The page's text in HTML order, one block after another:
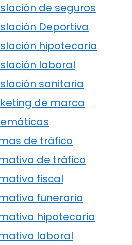
de seguros
Deportiva
hipotecaria
laboral
sanitaria
de marca
de tráfico
de tráfico
fiscal
funeraria
hipotecaria
laboral